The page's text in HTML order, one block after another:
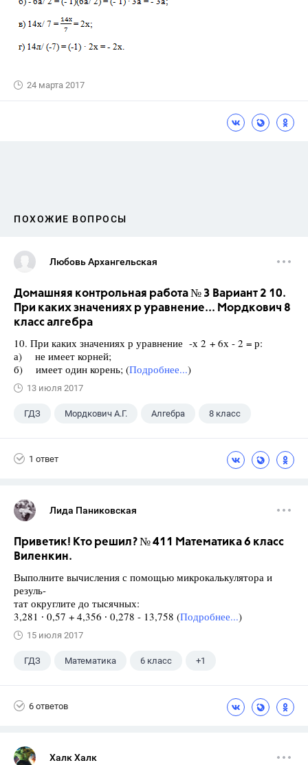
24 марта 2017
ПОХОЖИЕ ВОПРОСЫ
Любовь Архангельская
Домашняя контрольная работа № 3 Вариант 2 10.
При каких значениях р уравнение... Мордкович 8
класс алгебра
10. При каких значениях р уравнение -х 2 + 6х - 2 = р:
а) не имеет корней;
б) имеет один корень; (Подробнее...)
13 июля 2017
ГДЗ Мордкович А.Г. Алгебра 8 класс
1 ответ
Лида Паниковская
Приветик! Кто решил? № 411 Математика 6 класс
Виленкин.
Выполните вычисления с помощью микрокалькулятора и
резуль-
тат округлите до тысячных:
3,281 ∙ 0,57 + 4,356 ∙ 0,278 - 13,758 (Подробнее...)
15 июля 2017
ГДЗ Математика 6 класс +1
6 ответов
Халк Халк